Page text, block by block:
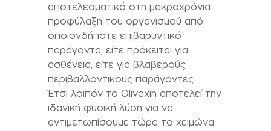
αποτελεσματικό στη μακροχρόνια
προφύλαξη του οργανισμού από
οποιονδήποτε επιβαρυντικό
παράγοντα, είτε πρόκειται για
ασθένεια, είτε για βλαβερούς
περιβαλλοντικούς παράγοντες.
Έτσι λοιπόν το Olivaxin αποτελεί την
ιδανική φυσική λύση για να
αντιμετωπίσουμε τώρα το χειμώνα